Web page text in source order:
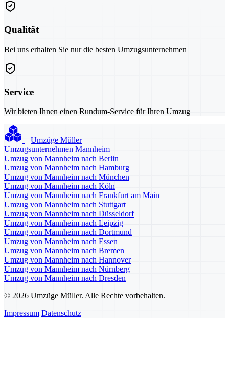
Qualität
Bei uns erhalten Sie nur die besten Umzugsunternehmen
Service
Wir bieten Ihnen einen Rundum-Service für Ihren Umzug
Umzüge Müller
Umzugsunternehmen Mannheim
Umzug von Mannheim nach Berlin
Umzug von Mannheim nach Hamburg
Umzug von Mannheim nach München
Umzug von Mannheim nach Köln
Umzug von Mannheim nach Frankfurt am Main
Umzug von Mannheim nach Stuttgart
Umzug von Mannheim nach Düsseldorf
Umzug von Mannheim nach Leipzig
Umzug von Mannheim nach Dortmund
Umzug von Mannheim nach Essen
Umzug von Mannheim nach Bremen
Umzug von Mannheim nach Hannover
Umzug von Mannheim nach Nürnberg
Umzug von Mannheim nach Dresden
© 2026 Umzüge Müller. Alle Rechte vorbehalten.
Impressum Datenschutz